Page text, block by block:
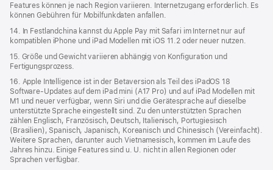
Features können je nach Region variieren. Internetzugang erforderlich. Es
können Gebühren für Mobilfunkdaten anfallen.
14. In Festlandchina kannst du Apple Pay mit Safari im Internet nur auf
kompatiblen iPhone und iPad Modellen mit iOS 11.2 oder neuer nutzen.
15. Größe und Gewicht variieren abhängig von Konfiguration und
Fertigungsprozess.
16. Apple Intelligence ist in der Betaversion als Teil des iPadOS 18
Software-Updates auf dem iPad mini (A17 Pro) und auf iPad Modellen mit
M1 und neuer verfügbar, wenn Siri und die Gerätesprache auf dieselbe
unterstützte Sprache eingestellt sind. Zu den unterstützten Sprachen
zählen Englisch, Französisch, Deutsch, Italienisch, Portugiesisch
(Brasilien), Spanisch, Japanisch, Koreanisch und Chinesisch (Vereinfacht).
Weitere Sprachen, darunter auch Vietnamesisch, kommen im Laufe des
Jahres hinzu. Einige Features sind u. U. nicht in allen Regionen oder
Sprachen verfügbar.